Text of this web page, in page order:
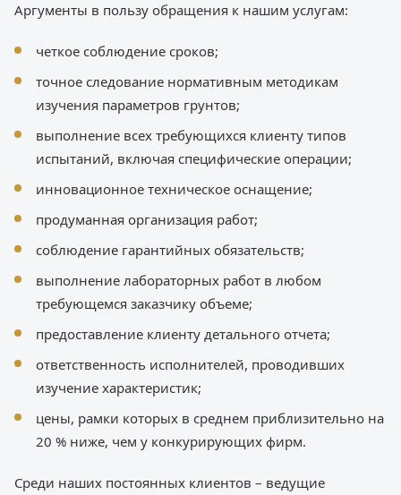
Аргументы в пользу обращения к нашим услугам:
четкое соблюдение сроков;
точное следование нормативным методикам
изучения параметров грунтов;
выполнение всех требующихся клиенту типов
испытаний, включая специфические операции;
инновационное техническое оснащение;
продуманная организация работ;
соблюдение гарантийных обязательств;
выполнение лабораторных работ в любом
требующемся заказчику объеме;
предоставление клиенту детального отчета;
ответственность исполнителей, проводивших
изучение характеристик;
цены, рамки которых в среднем приблизительно на
20 % ниже, чем у конкурирующих фирм.
Среди наших постоянных клиентов – ведущие